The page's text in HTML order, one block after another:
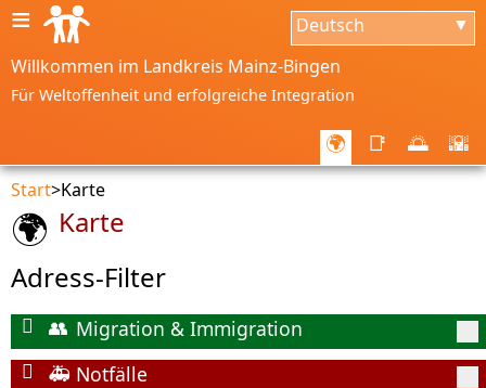
≡ Deutsch ▼
Willkommen im Landkreis Mainz-Bingen
Für Weltoffenheit und erfolgreiche Integration
🌍 📑 🌅 🌇
Start>Karte
🌍 Karte
Adress-Filter
👥 Migration & Immigration
🚑 Notfälle